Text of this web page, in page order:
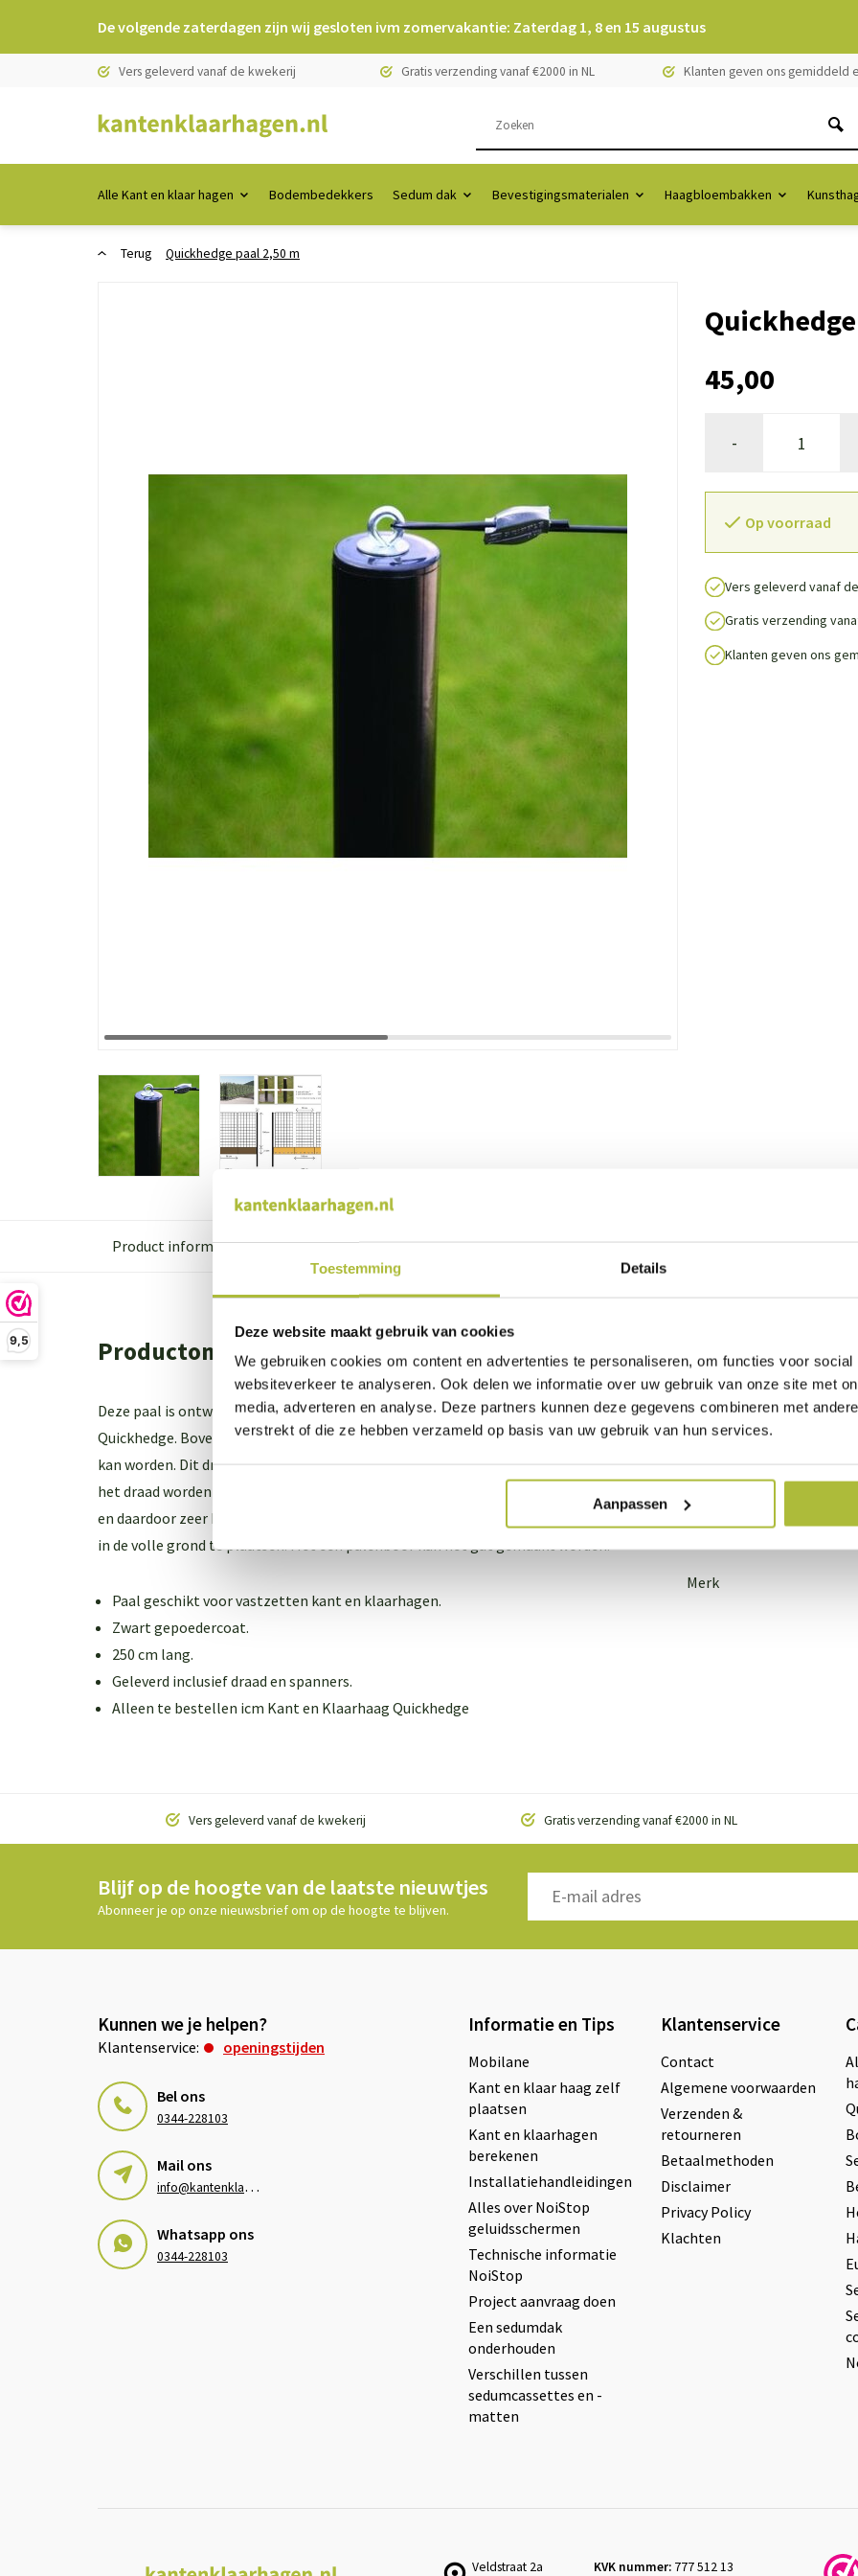
Toestemming Details
Deze website maakt gebruik van cookies
We gebruiken cookies om content en advertenties te personaliseren, om functies voor
websiteverkeer te analyseren. Ook delen we informatie over uw gebruik van onze site met
media, adverteren en analyse. Deze partners kunnen deze gegevens combineren met
verstrekt of die ze hebben verzameld op basis van uw gebruik van hun services.
Aanpassen
9,5
De volgende zaterdagen zijn wij gesloten ivm zomervakantie: Zaterdag 1, 8 en 15 augustus
Vers geleverd vanaf de kwekerij Gratis verzending vanaf €2000 in NL Klanten geven ons gemiddeld
Alle Kant en klaar hagen Bodembedekkers Sedum dak Bevestigingsmaterialen Haagbloembakken
Terug Quickhedge paal 2,50 m
45,00
-
Op voorraad
Vers geleverd vanaf
Gratis verzending
Klanten geven ons
Product informatie
Productomschrijving
Deze paal is ontwikkeld voor het vastzetten van kant en klaarhagen van
Quickhedge. Bovenop de paal zit een oog waar het draad doorheen gespannen
kan worden. Dit draad wordt vastgezet met spanners. Zowel de spanners als
het draad worden met de paal meegeleverd. De palen zijn zwart gepoedercoat
en daardoor zeer bestand tegen het weer en roest. Deze palen zijn geschikt om
in de volle grond te plaatsen. Met een palenboor kan het gat gemaakt worden.
Paal geschikt voor vastzetten kant en klaarhagen.
Zwart gepoedercoat.
250 cm lang.
Geleverd inclusief draad en spanners.
Alleen te bestellen icm Kant en Klaarhaag Quickhedge
Wil je advies of heb je een
contact op met ons team!
Start chat
Specificaties
Merk
Vers geleverd vanaf de kwekerij Gratis verzending vanaf €2000 in NL
Blijf op de hoogte van de laatste nieuwtjes
Abonneer je op onze nieuwsbrief om op de hoogte te blijven.
Kunnen we je helpen?
Klantenservice: openingstijden
Bel ons
0344-228103
Mail ons
i
nfo@kantenklaarhagen.nl
Whatsapp ons
0344-228103
Informatie en Tips
Mobilane
Kant en klaar haag zelf
plaatsen
Kant en klaarhagen
berekenen
Installatiehandleidingen
Alles over NoiStop
geluidsschermen
Technische informatie
NoiStop
Project aanvraag doen
Een sedumdak
onderhouden
Verschillen tussen
sedumcassettes en -
matten
Klantenservice
Contact
Algemene voorwaarden
Verzenden &
retourneren
Betaalmethoden
Disclaimer
Privacy Policy
Klachten
Veldstraat 2a KVK nummer: 777 512 13